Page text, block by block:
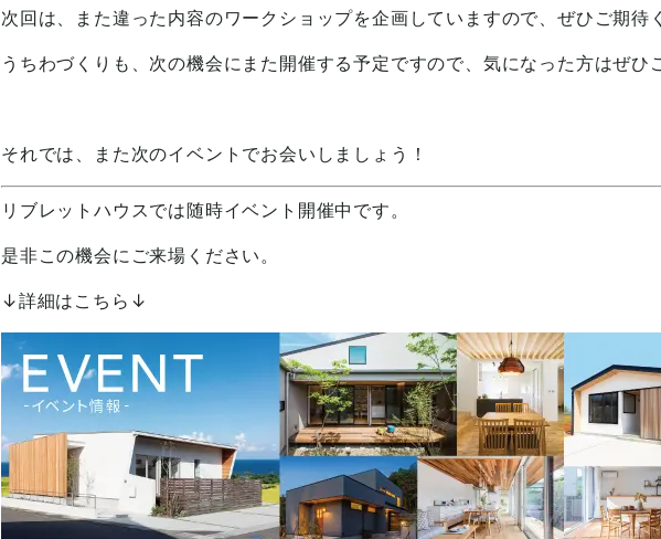
次回は、また違った内容のワークショップを企画していますので、ぜひご期待
うちわづくりも、次の機会にまた開催する予定ですので、気になった方はぜひ
それでは、また次のイベントでお会いしましょう！
リブレットハウスでは随時イベント開催中です。
是非この機会にご来場ください。
↓詳細はこちら↓